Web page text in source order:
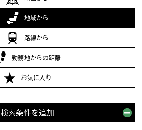
地域から
路線から
勤務地からの距離
お気に入り
検索条件を追加